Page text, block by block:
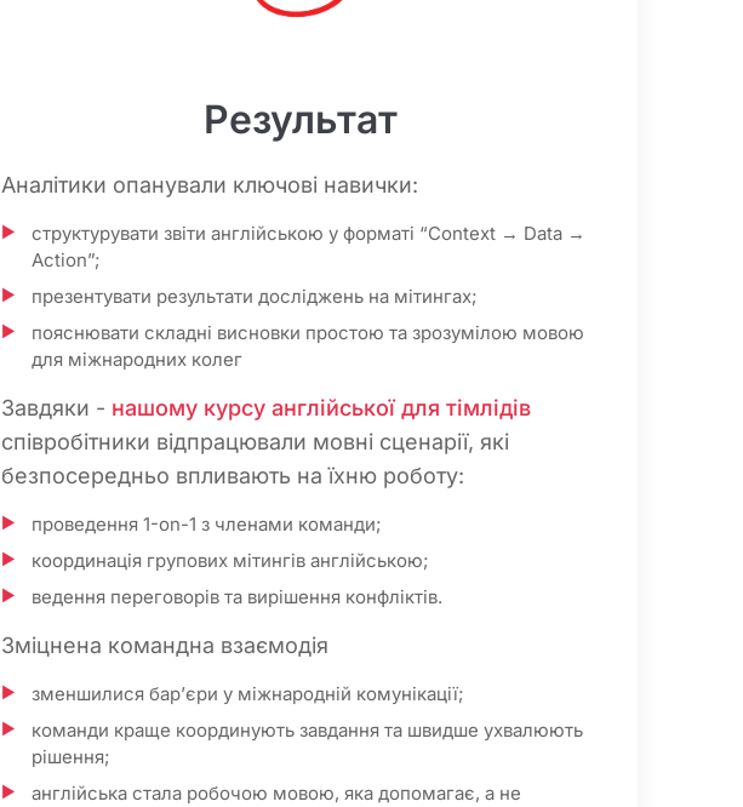
Результат
Аналітики опанували ключові навички:
структурувати звіти англійською у форматі “Context → Data →
Action”;
презентувати результати досліджень на мітингах;
пояснювати складні висновки простою та зрозумілою мовою
для міжнародних колег
Завдяки - нашому курсу англійської для тімлідів
співробітники відпрацювали мовні сценарії, які
безпосередньо впливають на їхню роботу:
проведення 1-on-1 з членами команди;
координація групових мітингів англійською;
ведення переговорів та вирішення конфліктів.
Зміцнена командна взаємодія
зменшилися бар’єри у міжнародній комунікації;
команди краще координують завдання та швидше ухвалюють
рішення;
англійська стала робочою мовою, яка допомагає, а не